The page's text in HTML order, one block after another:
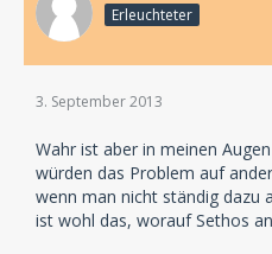
Erleuchteter
3. September 2013
Wahr ist aber in meinen
würden das Problem auf
wenn man nicht ständig dazu
ist wohl das, worauf Sethos